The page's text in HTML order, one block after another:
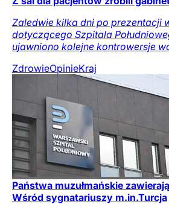
Zaledwie kilka dni po prezentacji
dotyczącego Szpitala
ujawniono kolejne kontrowersje
ZdrowieOpinieKraj
Państwa muzułmańskie
Wśród sygnatariuszy m.in.Turcja